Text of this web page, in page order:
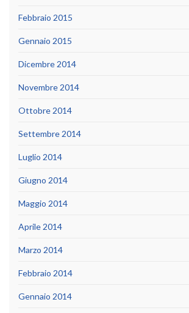
Febbraio 2015
Gennaio 2015
Dicembre 2014
Novembre 2014
Ottobre 2014
Settembre 2014
Luglio 2014
Giugno 2014
Maggio 2014
Aprile 2014
Marzo 2014
Febbraio 2014
Gennaio 2014